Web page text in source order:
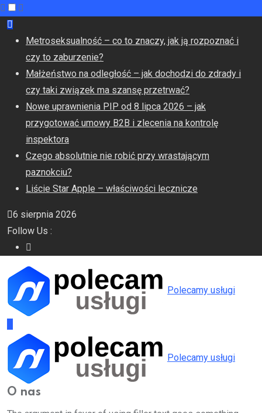
Metroseksualność – co to znaczy, jak ją rozpoznać i
czy to zaburzenie?
Małżeństwo na odległość – jak dochodzi do zdrady i
czy taki związek ma szansę przetrwać?
Nowe uprawnienia PIP od 8 lipca 2026 – jak
przygotować umowy B2B i zlecenia na kontrolę
inspektora
Czego absolutnie nie robić przy wrastającym
paznokciu?
Liście Star Apple – właściwości lecznicze
6 sierpnia 2026
Follow Us :
Polecamy usługi
Polecamy usługi
O nas